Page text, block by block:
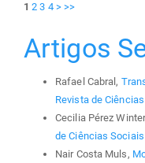
1 2 3 4 > >>
Artigos
Rafael Cabral,
Revista de
Cecilia Pérez
de Ciências
Nair Costa Muls,